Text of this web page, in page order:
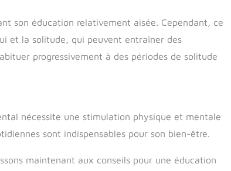
son éducation relativement aisée. Cependant, ce
et la solitude, qui peuvent entraîner des
progressivement à des périodes de solitude
nécessite une stimulation physique et mentale
sont indispensables pour son bien-être.
maintenant aux conseils pour une éducation